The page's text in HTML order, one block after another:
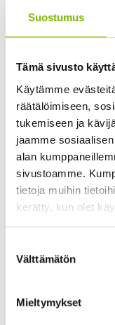
Suostumus
Tämä sivusto
Käytämme
räätälöimiseen,
tukemiseen ja
jaamme
alan
sivustoamme.
tietoja muihin
kerätty, kun olet
valinta
Välttämätön
Mieltymykset
23.04.2026
Pian kaikki
nostavat
jätehuollon
määrät